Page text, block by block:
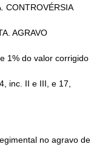
no agravo de